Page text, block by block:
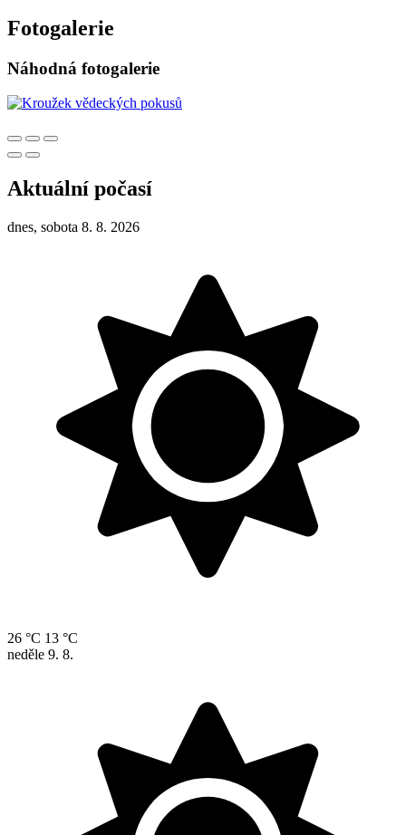
Fotogalerie
Náhodná fotogalerie
Aktuální počasí
dnes, sobota 8. 8. 2026
26 °C 13 °C
neděle 9. 8.